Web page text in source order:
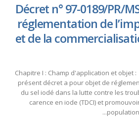
Décret n° 97-0189/PR/
réglementation de
et de la
Chapitre I : Champ d'application et objet
présent décret a pour objet de
du sel iodé dans la lutte contre les
carence en iode (TDCI) et